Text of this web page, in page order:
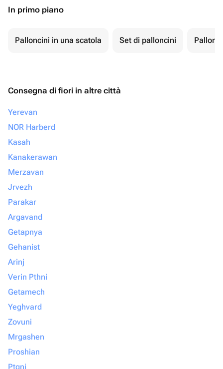
In primo piano
Palloncini in una scatola Set di palloncini
Consegna di fiori in altre città
Yerevan
NOR Harberd
Kasah
Kanakerawan
Merzavan
Jrvezh
Parakar
Argavand
Getapnya
Gehanist
Arinj
Verin Pthni
Getamech
Yeghvard
Zovuni
Mrgashen
Proshian
Ptgni